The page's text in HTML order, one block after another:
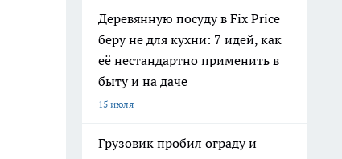
Деревянную посуду в Fix Price
беру не для кухни: 7 идей, как
её нестандартно применить в
быту и на даче
15 июля
Грузовик пробил ограду и